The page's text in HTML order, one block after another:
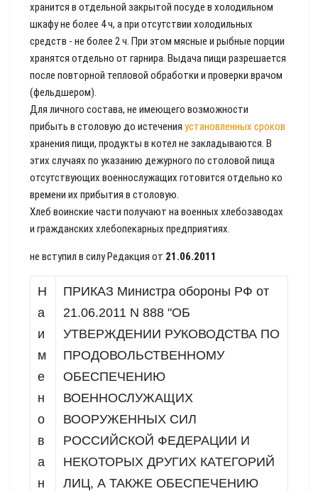
хранится в отдельной закрытой посуде в холодильном
шкафу не более 4 ч, а при отсутствии холодильных
средств - не более 2 ч. При этом мясные и рыбные порции
хранятся отдельно от гарнира. Выдача пищи разрешается
после повторной тепловой обработки и проверки врачом
(фельдшером).
Для личного состава, не имеющего возможности
прибыть в столовую до истечения установленных сроков
хранения пищи, продукты в котел не закладываются. В
этих случаях по указанию дежурного по столовой пища
отсутствующих военнослужащих готовится отдельно ко
времени их прибытия в столовую.
Хлеб воинские части получают на военных хлебозаводах
и гражданских хлебопекарных предприятиях.
не вступил в силуРедакция от 21.06.2011
Н
а
и
м
е
н
о
в
а
н
ПРИКАЗ Министра обороны РФ от
21.06.2011 N 888 "ОБ
УТВЕРЖДЕНИИ РУКОВОДСТВА ПО
ПРОДОВОЛЬСТВЕННОМУ
ОБЕСПЕЧЕНИЮ
ВОЕННОСЛУЖАЩИХ
ВООРУЖЕННЫХ СИЛ
РОССИЙСКОЙ ФЕДЕРАЦИИ И
НЕКОТОРЫХ ДРУГИХ КАТЕГОРИЙ
ЛИЦ, А ТАКЖЕ ОБЕСПЕЧЕНИЮ